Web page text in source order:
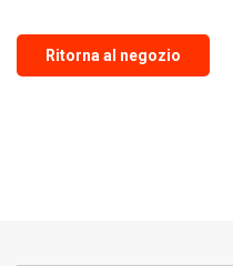
Ritorna al negozio